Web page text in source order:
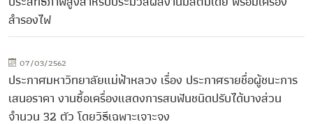
สำรองไฟ
07/03/2562
ประกาศมหาวิทยาลัยแม่ฟ้าหลวง เรื่อง ประกาศรายชื่อผู้ชนะการ
เสนอราคา งานซื้อเครื่องแสดงการสบฟันชนิดปรับได้บางส่วน
จำนวน 32 ตัว โดยวิธีเฉพาะเจาะจง